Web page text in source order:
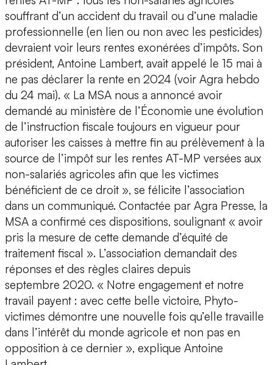
souffrant d’un accident du travail ou d’une maladie
professionnelle (en lien ou non avec les pesticides)
devraient voir leurs rentes exonérées d’impôts. Son
président, Antoine Lambert, avait appelé le 15 mai à
ne pas déclarer la rente en 2024 (voir Agra hebdo
du 24 mai). « La MSA nous a annoncé avoir
demandé au ministère de l’Économie une évolution
de l’instruction fiscale toujours en vigueur pour
autoriser les caisses à mettre fin au prélèvement à la
source de l’impôt sur les rentes AT-MP versées aux
non-salariés agricoles afin que les victimes
bénéficient de ce droit », se félicite l’association
dans un communiqué. Contactée par Agra Presse, la
MSA a confirmé ces dispositions, soulignant « avoir
pris la mesure de cette demande d’équité de
traitement fiscal ». L’association demandait des
réponses et des règles claires depuis
septembre 2020. « Notre engagement et notre
travail payent : avec cette belle victoire, Phyto-
victimes démontre une nouvelle fois qu’elle travaille
dans l’intérêt du monde agricole et non pas en
opposition à ce dernier », explique Antoine